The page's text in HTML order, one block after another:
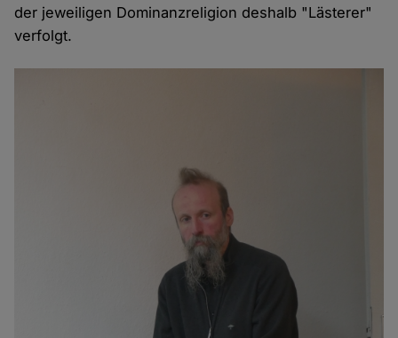
der jeweiligen Dominanzreligion deshalb "Lästerer"
verfolgt.